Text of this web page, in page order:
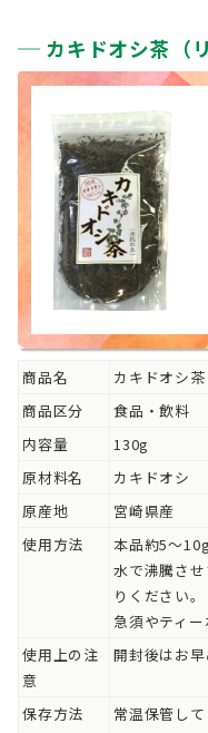
カキドオシ茶（
商品名
カキドオシ茶
商品区分
食品・飲料
内容量
130g
原材料名
カキドオシ
原産地
宮崎県産
使用方法
本品約5～
水で沸騰さ
りください。
急須やティ
使用上の注
意
開封後はお早
保存方法
常温保管し